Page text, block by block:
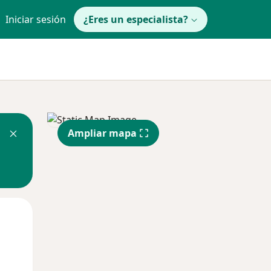
Iniciar sesión ¿Eres un especialista?
Ampliar mapa